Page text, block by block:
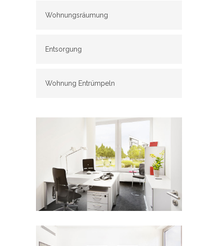
Wohnungsräumung
Entsorgung
Wohnung Entrümpeln